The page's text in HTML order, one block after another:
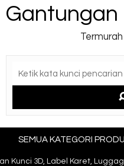
Gantungan
SEMUA KATEGORI
Kunci 3D, Label Karet,